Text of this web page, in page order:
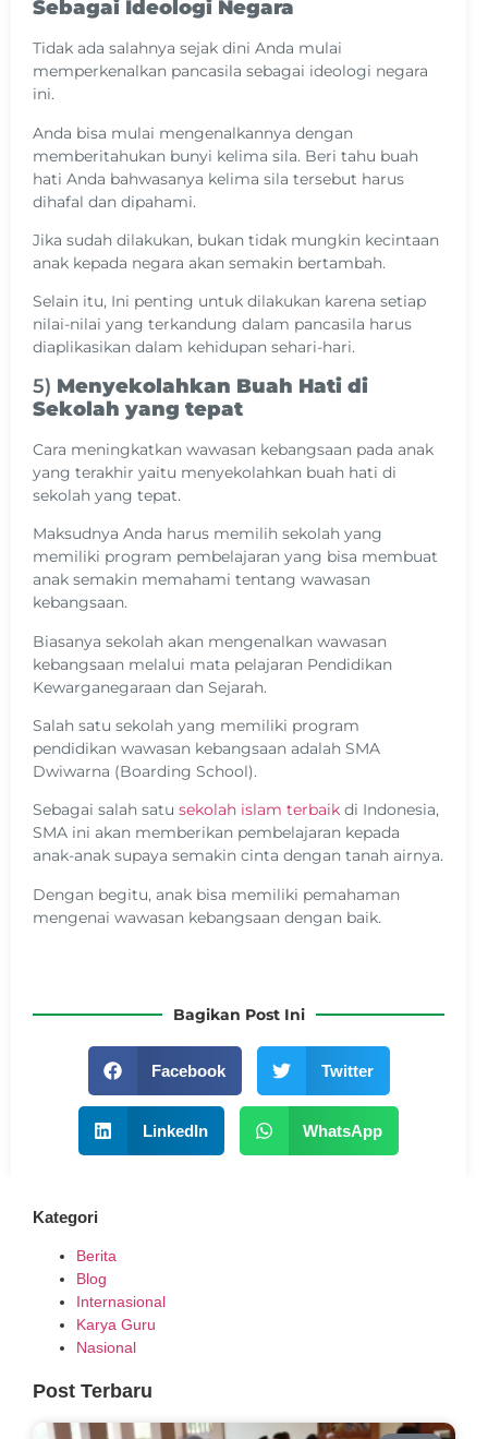
Sebagai Ideologi Negara
Tidak ada salahnya sejak dini Anda mulai
memperkenalkan pancasila sebagai ideologi negara
ini.
Anda bisa mulai mengenalkannya dengan
memberitahukan bunyi kelima sila. Beri tahu buah
hati Anda bahwasanya kelima sila tersebut harus
dihafal dan dipahami.
Jika sudah dilakukan, bukan tidak mungkin kecintaan
anak kepada negara akan semakin bertambah.
Selain itu, Ini penting untuk dilakukan karena setiap
nilai-nilai yang terkandung dalam pancasila harus
diaplikasikan dalam kehidupan sehari-hari.
5) Menyekolahkan Buah Hati di
Sekolah yang tepat
Cara meningkatkan wawasan kebangsaan pada anak
yang terakhir yaitu menyekolahkan buah hati di
sekolah yang tepat.
Maksudnya Anda harus memilih sekolah yang
memiliki program pembelajaran yang bisa membuat
anak semakin memahami tentang wawasan
kebangsaan.
Biasanya sekolah akan mengenalkan wawasan
kebangsaan melalui mata pelajaran Pendidikan
Kewarganegaraan dan Sejarah.
Salah satu sekolah yang memiliki program
pendidikan wawasan kebangsaan adalah SMA
Dwiwarna (Boarding School).
Sebagai salah satu sekolah islam terbaik di Indonesia,
SMA ini akan memberikan pembelajaran kepada
anak-anak supaya semakin cinta dengan tanah airnya.
Dengan begitu, anak bisa memiliki pemahaman
mengenai wawasan kebangsaan dengan baik.
Bagikan Post Ini
Facebook Twitter
LinkedIn WhatsApp
Kategori
Berita
Blog
Internasional
Karya Guru
Nasional
Post Terbaru